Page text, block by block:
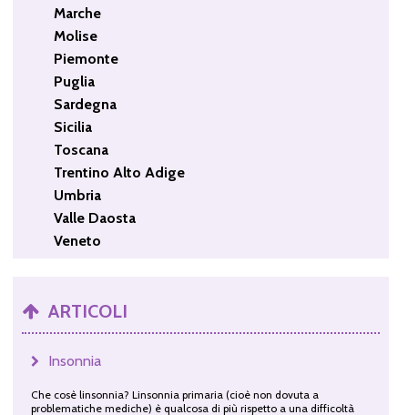
Marche
Molise
Piemonte
Puglia
Sardegna
Sicilia
Toscana
Trentino Alto Adige
Umbria
Valle Daosta
Veneto
ARTICOLI
Insonnia
Che cosè linsonnia? Linsonnia primaria (cioè non dovuta a
problematiche mediche) è qualcosa di più rispetto a una difficoltà